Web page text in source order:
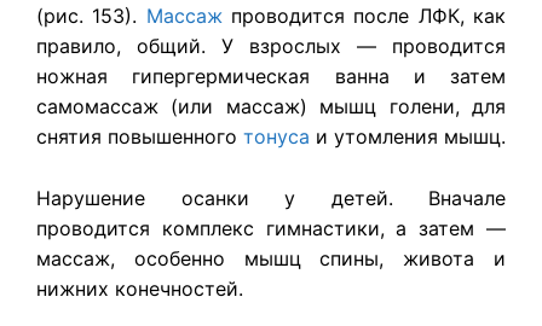
(рис. 153). Массажпроводится после ЛФК, как
правило, общий. У взрослых — проводится
ножная гипергермическая ванна и затем
самомассаж (или массаж) мышц голени, для
снятия повышенного тонуса и утомления мышц.
Нарушение осанки у детей. Вначале
проводится комплекс гимнастики, а затем —
массаж, особенно мышц спины, живота и
нижних конечностей.